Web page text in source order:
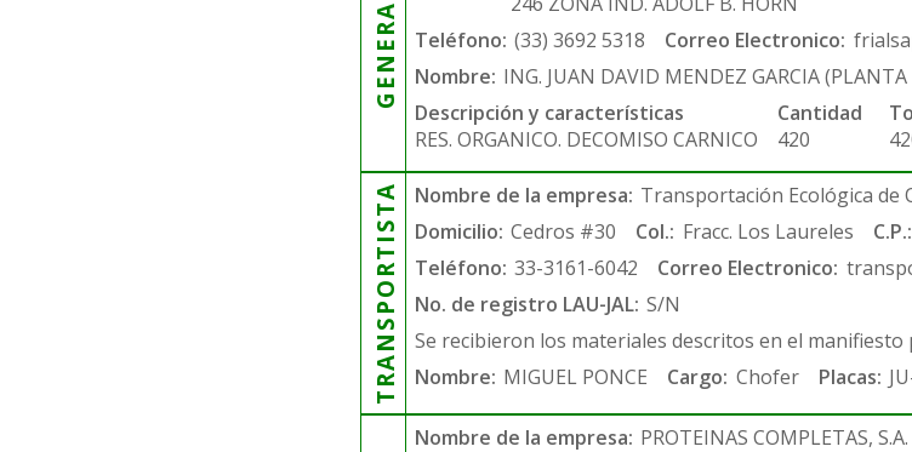
Teléfono: (33) 3692 5318 Correo Electronico:
Nombre: ING. JUAN DAVID MENDEZ GARCIA
Descripción y características
RES. ORGANICO. DECOMISO CARNICO
Cantidad
420
TRANSPORTISTA Nombre de la empresa: Transportación Ecológica de
Domicilio: Cedros #30 Col.: Fracc. Los Laureles C.P.:
Teléfono: 33-3161-6042 Correo Electronico:
No. de registro LAU-JAL: S/N
Se recibieron los materiales descritos en el
Nombre: MIGUEL PONCE Cargo: Chofer Placas:
Nombre de la empresa: PROTEINAS COMPLETAS, S.A.